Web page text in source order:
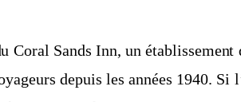
Coral Sands Inn, un établissement
depuis les années 1940. Si